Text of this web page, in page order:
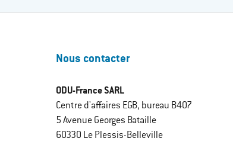
Nous contacter
ODU-France SARL
Centre d'affaires EGB, bureau B407
5 Avenue Georges Bataille
60330 Le Plessis-Belleville